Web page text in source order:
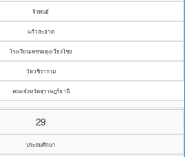
จิรพนธ์
แก้วสะอาด
โรงเรียนเพชรผดุงเวียงไชย
วัดวชิราราม
คณะจังหวัดสุราษฎร์ธานี
29
ประถมศึกษา